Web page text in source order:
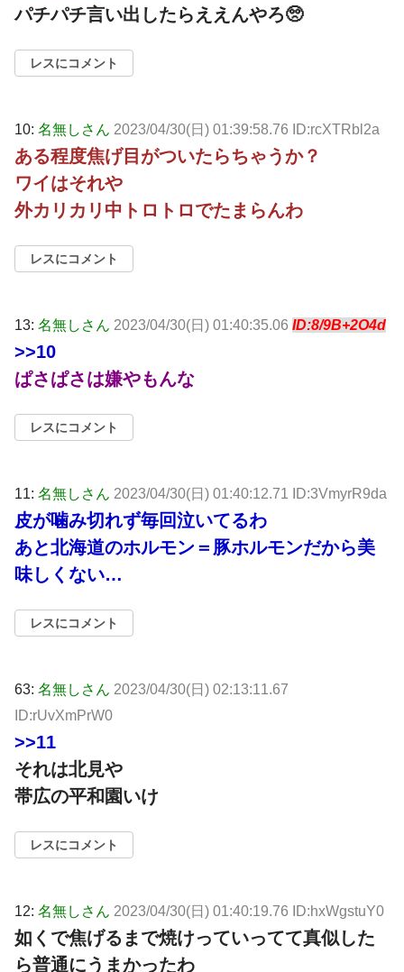
パチパチ言い出したらええんやろ🥺
レスにコメント
10: 名無しさん 2023/04/30(日) 01:39:58.76 ID:rcXTRbl2a
ある程度焦げ目がついたらちゃうか？
ワイはそれや
外カリカリ中トロトロでたまらんわ
レスにコメント
13: 名無しさん 2023/04/30(日) 01:40:35.06 ID:8/9B+2O4d
>>10
ぱさぱさは嫌やもんな
レスにコメント
11: 名無しさん 2023/04/30(日) 01:40:12.71 ID:3VmyrR9da
皮が噛み切れず毎回泣いてるわ
あと北海道のホルモン＝豚ホルモンだから美
味しくない…
レスにコメント
63: 名無しさん 2023/04/30(日) 02:13:11.67
ID:rUvXmPrW0
>>11
それは北見や
帯広の平和園いけ
レスにコメント
12: 名無しさん 2023/04/30(日) 01:40:19.76 ID:hxWgstuY0
如くで焦げるまで焼けっていってて真似した
ら普通にうまかったわ